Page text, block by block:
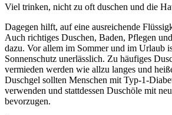
Viel trinken, nicht zu oft duschen und die
Dagegen hilft, auf eine ausreichende
Auch richtiges Duschen, Baden, Pflegen
dazu. Vor allem im Sommer und im Urlaub
Sonnenschutz unerlässlich. Zu häufiges
vermieden werden wie allzu langes und
Duschgel sollten Menschen mit Typ-1-
verwenden und stattdessen Duschöle mit
bevorzugen.